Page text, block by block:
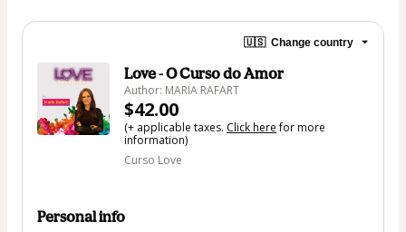
🇺🇸 Change country
Love - O Curso do Amor
Author: MARIA RAFART
$42.00
(+ applicable taxes. Click herefor more
information)
Curso Love
Personal info